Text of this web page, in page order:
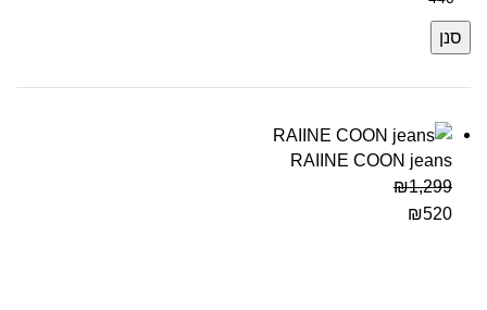
סנן
RAIINE COON jeans
₪1,299
₪520